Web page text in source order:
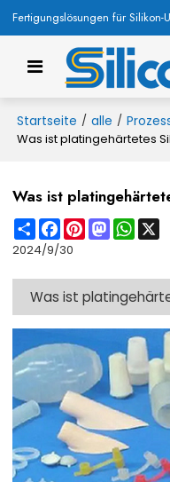
Fertigungslösungen für Silikon-
Startseite / alle /
Was ist platingehärtetes
Was ist
ShareFacebook
PinterestMastodon
2024/9/30
Was ist